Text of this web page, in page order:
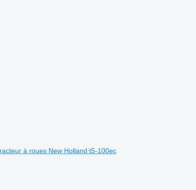
à roues New Holland t5-100ec